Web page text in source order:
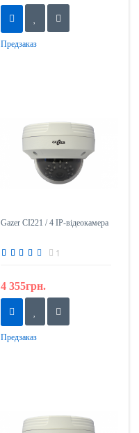
Предзаказ
Gazer CI221 / 4 IP-відеокамера
1
4 355грн.
Предзаказ